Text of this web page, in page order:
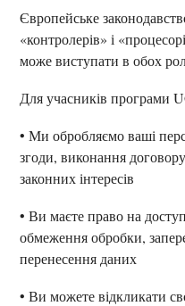
Європейське
«контролерів» і
може виступати в обох
Для учасників програми
• Ми обробляємо ваші
згоди, виконання
законних інтересів
• Ви маєте право на
обмеження обробки,
перенесення даних
• Ви можете відкликати